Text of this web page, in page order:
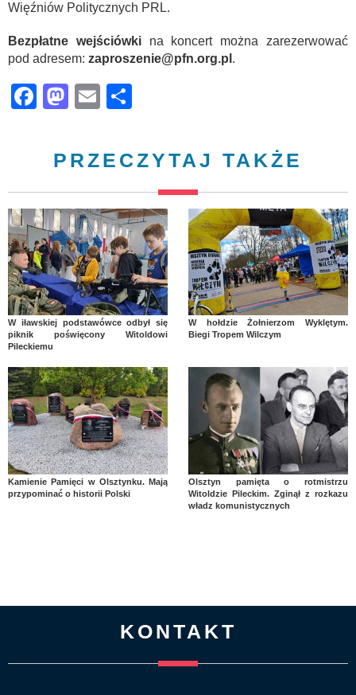
Więźniów Politycznych PRL.
Bezpłatne wejściówkina koncert można zarezerwować
pod adresem: zaproszenie@pfn.org.pl .
Facebook
Mastodon
Email
PRZECZYTAJ TAKŻE
W iławskiej podstawówce odbył się
piknik poświęcony Witoldowi
Pileckiemu
W hołdzie Żołnierzom Wyklętym.
Biegi Tropem Wilczym
Kamienie Pamięci w Olsztynku. Mają
przypominać o historii Polski
Olsztyn pamięta o rotmistrzu
Witoldzie Pileckim. Zginął z rozkazu
władz komunistycznych
KONTAKT